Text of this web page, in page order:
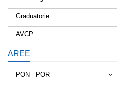
Graduatorie
AVCP
AREE
PON - POR